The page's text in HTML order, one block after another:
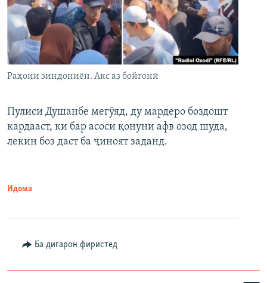
Раҳоии зиндониён. Акс аз бойгонӣ
Пулиси Душанбе мегӯяд, ду мардеро боздошт
кардааст, ки бар асоси қонуни афв озод шуда,
лекин боз даст ба ҷиноят заданд.
Идома
Ба дигарон фиристед